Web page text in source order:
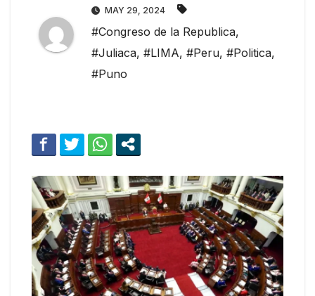
MAY 29, 2024
#Congreso de la Republica,
#Juliaca, #LIMA, #Peru, #Politica,
#Puno